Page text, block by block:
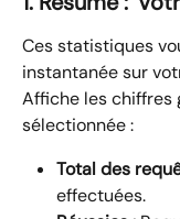
Ces statistiques
instantanée sur
Affiche les chiffres
sélectionnée :
Total des
effectuées.